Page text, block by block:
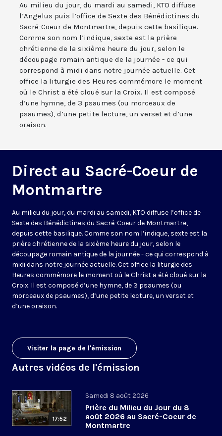
Au milieu du jour, du mardi au samedi, KTO diffuse
l’Angelus puis l’office de Sexte des Bénédictines du
Sacré-Coeur de Montmartre, depuis cette basilique.
Comme son nom l’indique, sexte est la prière
chrétienne de la sixième heure du jour, selon le
découpage romain antique de la journée - ce qui
correspond à midi dans notre journée actuelle. Cet
office la liturgie des Heures commémore le moment
où le Christ a été cloué sur la Croix. Il est composé
d’une hymne, de 3 psaumes (ou morceaux de
psaumes), d’une petite lecture, un verset et d’une
oraison.
Direct au Sacré-Coeur de
Montmartre
Au milieu du jour, du mardi au samedi, KTO diffuse l’office de
Sexte des Bénédictines du Sacré-Coeur de Montmartre,
depuis cette basilique. Comme son nom l’indique, sexte est la
prière chrétienne de la sixième heure du jour, selon le
découpage romain antique de la journée - ce qui correspond à
midi dans notre journée actuelle. Cet office la liturgie des
Heures commémore le moment où le Christ a été cloué sur la
Croix. Il est composé d’une hymne, de 3 psaumes (ou
morceaux de psaumes), d’une petite lecture, un verset et
d’une oraison.
Visiter la page de l'émission
Autres vidéos de l'émission
17:52
Samedi 8 août 2026
Prière du Milieu du Jour du 8
août 2026 au Sacré-Coeur de
Montmartre